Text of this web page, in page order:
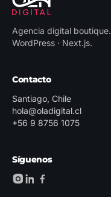
Agencia digital boutique.
WordPress · Next.js.
Contacto
Santiago, Chile
hola@oladigital.cl
+56 9 8756 1075
Síguenos